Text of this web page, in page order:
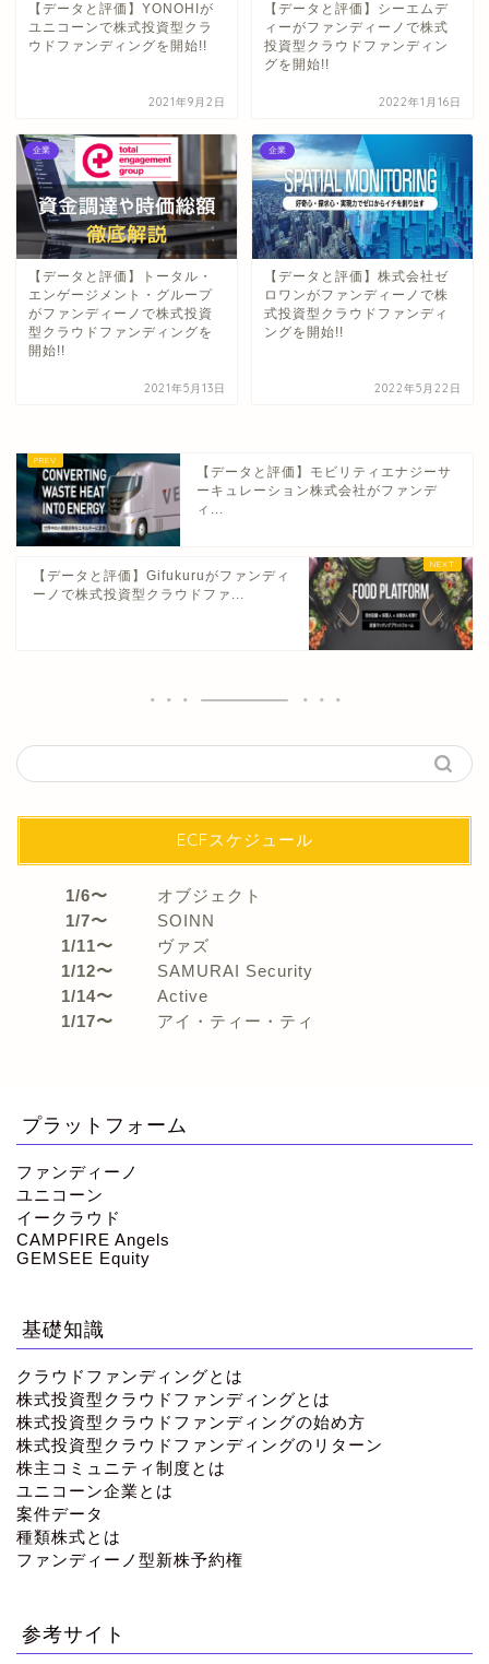
【データと評価】YONOHIが
ユニコーンで株式投資型クラ
ウドファンディングを開始!!
2021年9月2日
【データと評価】シーエムデ
ィーがファンディーノで株式
投資型クラウドファンディン
グを開始!!
2022年1月16日
企業
【データと評価】トータル・
エンゲージメント・グループ
がファンディーノで株式投資
型クラウドファンディングを
開始!!
2021年5月13日
企業
【データと評価】株式会社ゼ
ロワンがファンディーノで株
式投資型クラウドファンディ
ングを開始!!
2022年5月22日
【データと評価】モビリティエナジーサ
ーキュレーション株式会社がファンデ
ィ...
【データと評価】Gifukuruがファンディ
ーノで株式投資型クラウドファ...
ECFスケジュール
1/6〜
オブジェクト
1/7〜
SOINN
1/11〜
ヴァズ
1/12〜
SAMURAI Security
1/14〜
Active
1/17〜
アイ・ティー・ティ
プラットフォーム
ファンディーノ
ユニコーン
イークラウド
CAMPFIRE Angels
GEMSEE Equity
基礎知識
クラウドファンディングとは
株式投資型クラウドファンディングとは
株式投資型クラウドファンディングの始め方
株式投資型クラウドファンディングのリターン
株主コミュニティ制度とは
ユニコーン企業とは
案件データ
種類株式とは
ファンディーノ型新株予約権
参考サイト